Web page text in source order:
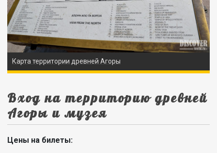
Карта территории древней Агоры
Вход на территорию древней
Агоры и музея
Цены на билеты: